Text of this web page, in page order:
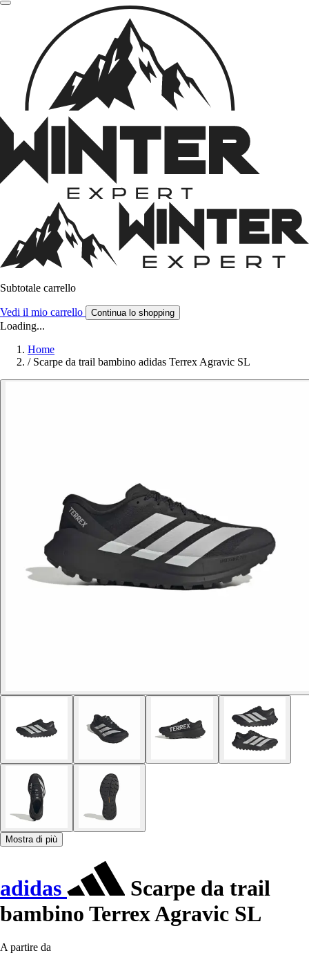
Subtotale carrello
Vedi il mio carrello Continua lo shopping
Loading...
Home
/ Scarpe da trail bambino adidas Terrex Agravic SL
Mostra di più
adidas
Scarpe da trail
bambino Terrex Agravic SL
A partire da